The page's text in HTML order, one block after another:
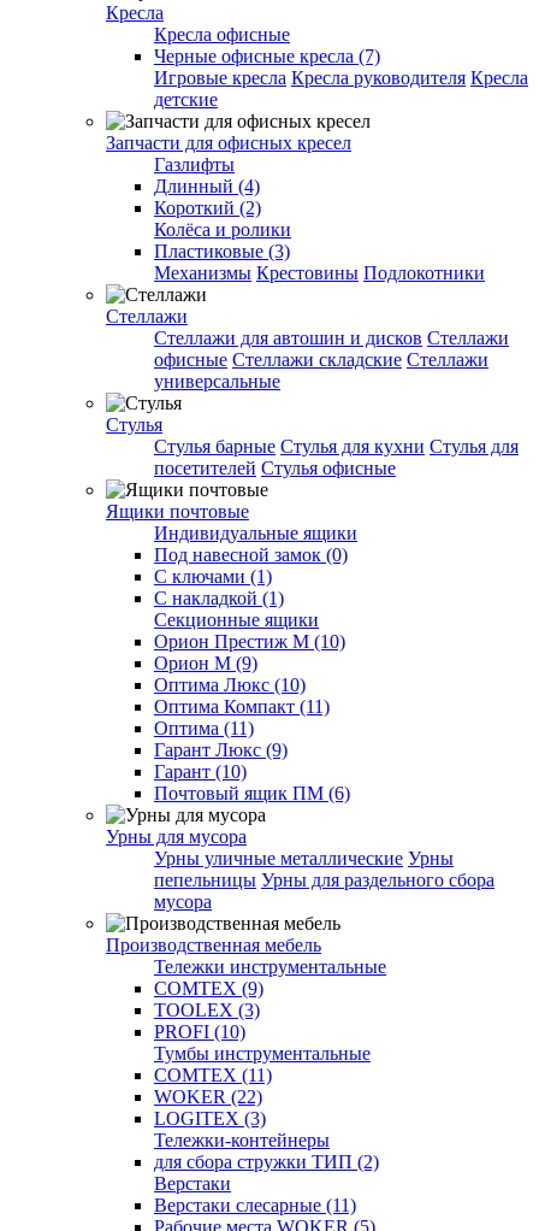
Кресла
Кресла офисные
Черные офисные кресла (7)
Игровые кресла Кресла руководителя Кресла
детские
Запчасти для офисных кресел
Газлифты
Длинный (4)
Короткий (2)
Колёса и ролики
Пластиковые (3)
Механизмы Крестовины Подлокотники
Стеллажи
Стеллажи для автошин и дисков Стеллажи
офисные Стеллажи складские Стеллажи
универсальные
Стулья
Стулья барные Стулья для кухни Стулья для
посетителей Стулья офисные
Ящики почтовые
Индивидуальные ящики
Под навесной замок (0)
С ключами (1)
С накладкой (1)
Секционные ящики
Орион Престиж М (10)
Орион М (9)
Оптима Люкс (10)
Оптима Компакт (11)
Оптима (11)
Гарант Люкс (9)
Гарант (10)
Почтовый ящик ПМ (6)
Урны для мусора
Урны уличные металлические Урны
пепельницы Урны для раздельного сбора
мусора
Производственная мебель
Тележки инструментальные
COMTEX (9)
TOOLEX (3)
PROFI (10)
Тумбы инструментальные
COMTEX (11)
WOKER (22)
LOGITEX (3)
Тележки-контейнеры
для сбора стружки ТИП (2)
Верстаки
Верстаки слесарные (11)
Рабочие места WOKER (5)